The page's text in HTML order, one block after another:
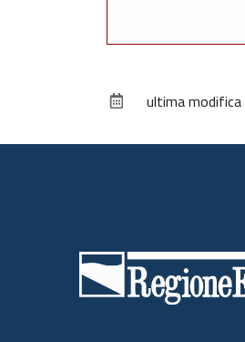
ultima modifica